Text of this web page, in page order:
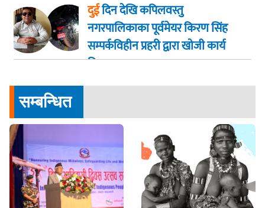
दुईदिन देखि कपिलवस्तु
नगरपालिकाका पूर्वमेयर किरण सिंह
सम्पर्कविहीन प्रहरी द्वारा खाेजी कार्य
तिब्रता
सम्बन्धित